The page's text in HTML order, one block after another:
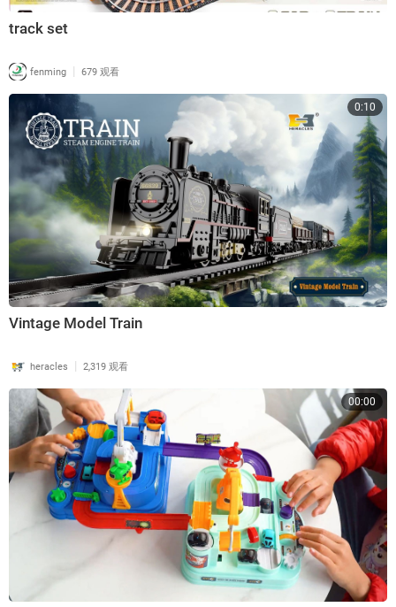
track set
fenming | 679 观看
0:10
Vintage Model Train
heracles | 2,319 观看
00:00